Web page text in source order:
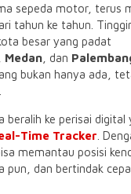
sepeda motor, terus
tahun ke tahun.
besar yang padat
Medan , dan
bukan hanya ada,
beralih ke perisai digital
Time Tracker .
memantau posisi
pun, dan bertindak